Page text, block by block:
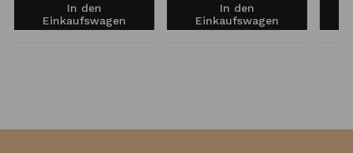
In den
Einkaufswagen
In den
Einkaufswagen